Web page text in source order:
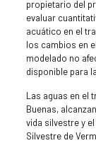
propietario del
evaluar
acuático en el
los cambios en
modelado no
disponible para
Las aguas en el
Buenas,
vida silvestre y
Silvestre de